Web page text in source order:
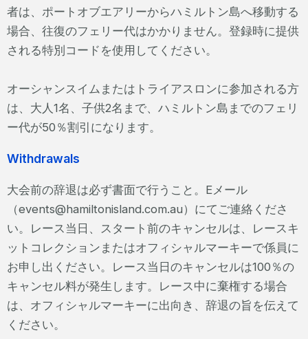
者は、ポートオブエアリーからハミルトン島へ移動する
場合、往復のフェリー代はかかりません。登録時に提供
される特別コードを使用してください。
オーシャンスイムまたはトライアスロンに参加される方
は、大人1名、子供2名まで、ハミルトン島までのフェリ
ー代が50％割引になります。
Withdrawals
大会前の辞退は必ず書面で行うこと。Eメール
（events@hamiltonisland.com.au）にてご連絡くださ
い。レース当日、スタート前のキャンセルは、レースキ
ットコレクションまたはオフィシャルマーキーで係員に
お申し出ください。レース当日のキャンセルは100％の
キャンセル料が発生します。レース中に棄権する場合
は、オフィシャルマーキーに出向き、辞退の旨を伝えて
ください。